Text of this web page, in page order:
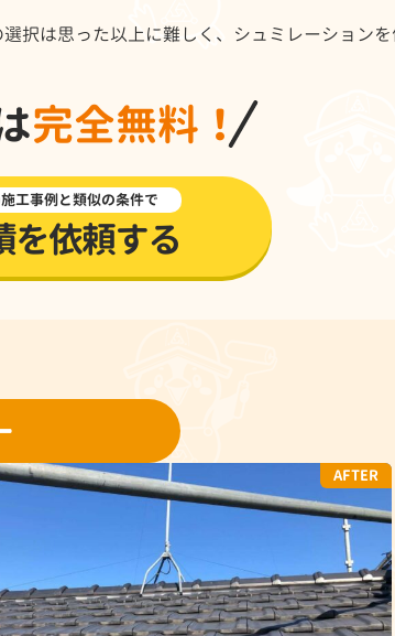
択は思った以上に難しく、シュミレーション
完全無料！
工事例と類似の条件で
を依頼する